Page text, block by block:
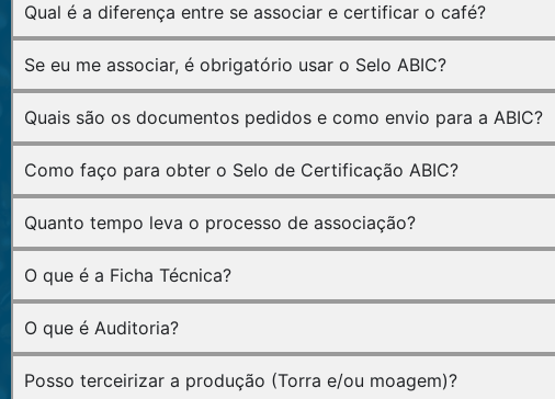
Qual é a diferença entre se associar e certificar o café?
Se eu me associar, é obrigatório usar o Selo ABIC?
Quais são os documentos pedidos e como envio para a ABIC?
Como faço para obter o Selo de Certificação ABIC?
Quanto tempo leva o processo de associação?
O que é a Ficha Técnica?
O que é Auditoria?
Posso terceirizar a produção (Torra e/ou moagem)?